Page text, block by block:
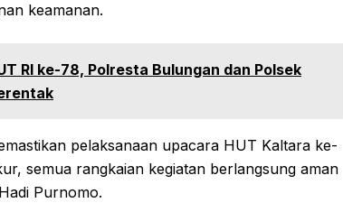
keamanan.
RI ke-78, Polresta Bulungan dan Polsek
pelaksanaan upacara HUT Kaltara ke-
semua rangkaian kegiatan berlangsung aman
Purnomo.